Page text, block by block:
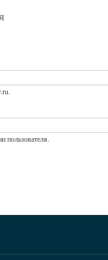
пользователя.